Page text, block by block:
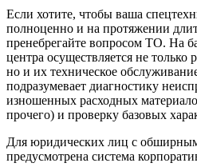
Если хотите, чтобы ваша
полноценно и на протяжении
пренебрегайте вопросом ТО. На
центра осуществляется не
но и их техническое
подразумевает диагностику
изношенных расходных
прочего) и проверку базовых
Для юридических лиц с
предусмотрена система